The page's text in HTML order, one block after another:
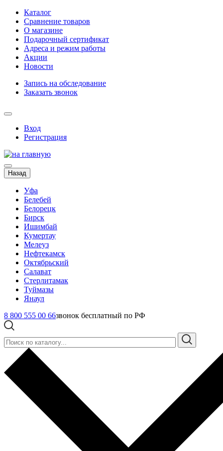
Каталог
Сравнение товаров
О магазине
Подарочный сертификат
Адреса и режим работы
Акции
Новости
Запись на обследование
Заказать звонок
Вход
Регистрация
Назад
Уфа
Белебей
Белорецк
Бирск
Ишимбай
Кумертау
Мелеуз
Нефтекамск
Октябрьский
Салават
Стерлитамак
Туймазы
Янаул
8 800 555 00 66звонок бесплатный по РФ